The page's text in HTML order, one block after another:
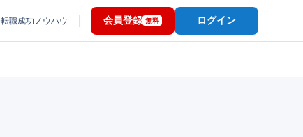
転職成功ノウハウ 会員登録 無料 ログイン